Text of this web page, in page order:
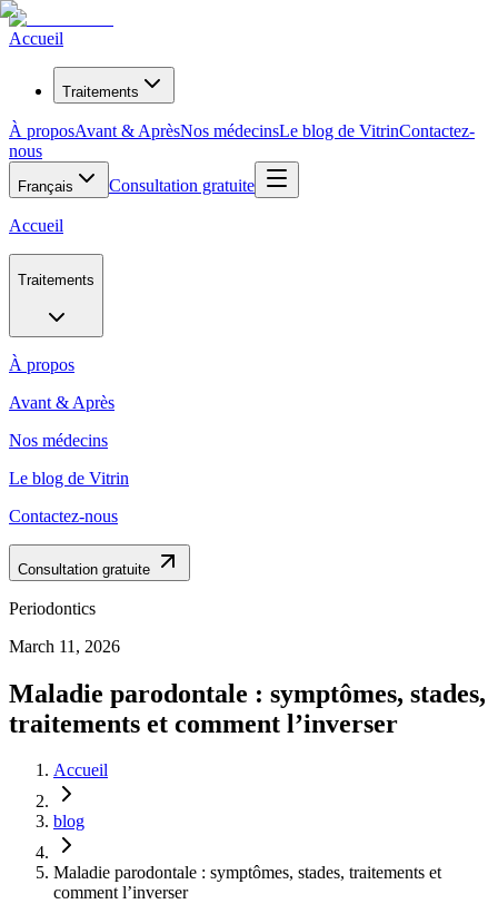
Accueil
Traitements
À proposAvant & AprèsNos médecinsLe blog de VitrinContactez-
nous
Français Consultation gratuite
Accueil
Traitements
À propos
Avant & Après
Nos médecins
Le blog de Vitrin
Contactez-nous
Consultation gratuite
Periodontics
March 11, 2026
Maladie parodontale : symptômes, stades,
traitements et comment l’inverser
Accueil
blog
Maladie parodontale : symptômes, stades, traitements et
comment l’inverser